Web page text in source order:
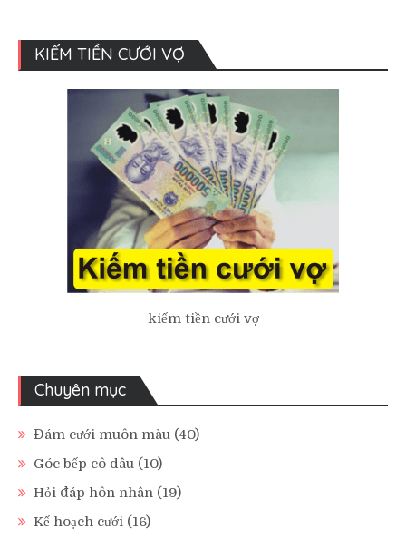
xưa
KIẾM TIỀN CƯỚI VỢ
kiếm tiền cưới vợ
Chuyên mục
Đám cưới muôn màu (40)
Góc bếp cô dâu (10)
Hỏi đáp hôn nhân (19)
Kế hoạch cưới (16)